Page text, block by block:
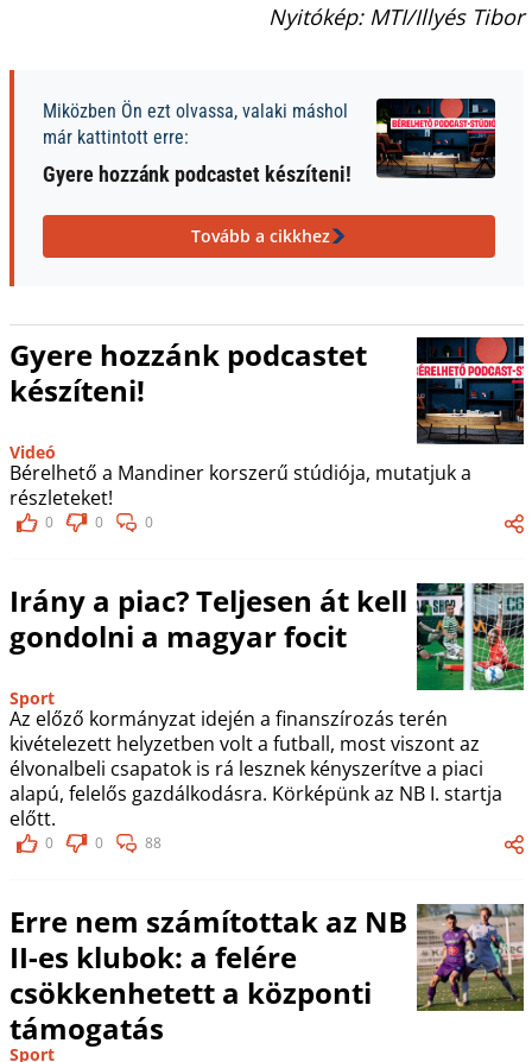
Nyitókép: MTI/Illyés Tibor
Miközben Ön ezt olvassa, valaki máshol
már kattintott erre:
Gyere hozzánk podcastet készíteni!
Tovább a cikkhez
Gyere hozzánk podcastet
készíteni!
Videó
Bérelhető a Mandiner korszerű stúdiója, mutatjuk a
részleteket!
0 0 0
Irány a piac? Teljesen át kell
gondolni a magyar focit
Sport
Az előző kormányzat idején a finanszírozás terén
kivételezett helyzetben volt a futball, most viszont az
élvonalbeli csapatok is rá lesznek kényszerítve a piaci
alapú, felelős gazdálkodásra. Körképünk az NB I. startja
előtt.
0 0 88
Erre nem számítottak az NB
II-es klubok: a felére
csökkenhetett a központi
támogatás
Sport